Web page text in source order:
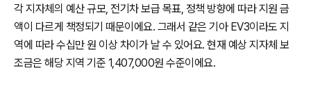
각 지자체의 예산 규모, 전기차 보급 목표, 정책 방향에 따라 지원 금
액이 다르게 책정되기 때문이에요. 그래서 같은 기아 EV3이라도 지
역에 따라 수십만 원 이상 차이가 날 수 있어요. 현재 예상 지자체 보
조금은 해당 지역 기준 1,407,000원 수준이에요.